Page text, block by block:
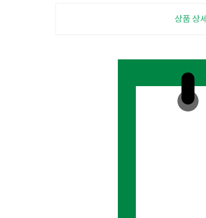
상품 상세